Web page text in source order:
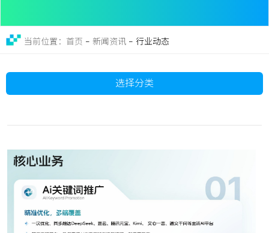
当前位置：首页 - 新闻资讯 - 行业动态
选择分类